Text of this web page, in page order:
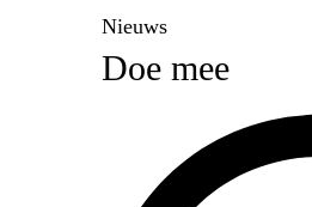
Nieuws
Doe mee